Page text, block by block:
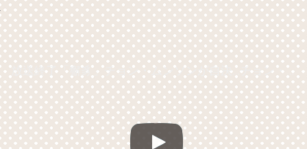
放送終了「獬豸」チョン・ムンソンが自決…チョン・イル＆Ara、2人の迎えた結末とは？